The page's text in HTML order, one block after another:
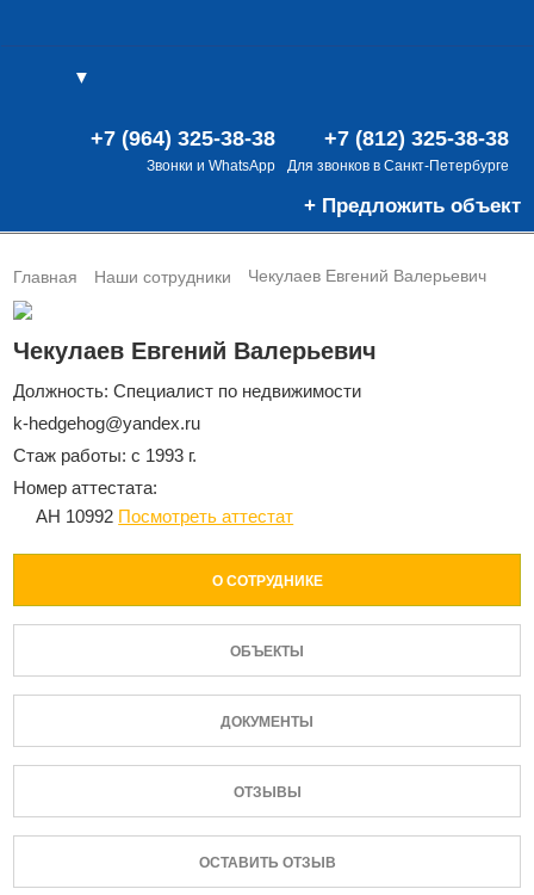
▼
+7 (812) 325-38-38
Для звонков в Санкт-Петербурге
+7 (964) 325-38-38
Звонки и WhatsApp
+ Предложить объект
Главная Наши сотрудники Чекулаев Евгений Валерьевич
Чекулаев Евгений Валерьевич
Должность: Специалист по недвижимости
k-hedgehog@yandex.ru
Стаж работы: с 1993 г.
Номер аттестата:
АН 10992 Посмотреть аттестат
О СОТРУДНИКЕ
ОБЪЕКТЫ
ДОКУМЕНТЫ
ОТЗЫВЫ
ОСТАВИТЬ ОТЗЫВ